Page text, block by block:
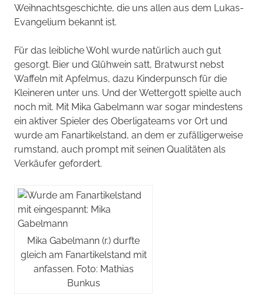
Weihnachtsgeschichte, die uns allen aus dem Lukas-
Evangelium bekannt ist.
Für das leibliche Wohl wurde natürlich auch gut
gesorgt. Bier und Glühwein satt, Bratwurst nebst
Waffeln mit Apfelmus, dazu Kinderpunsch für die
Kleineren unter uns. Und der Wettergott spielte auch
noch mit. Mit Mika Gabelmann war sogar mindestens
ein aktiver Spieler des Oberligateams vor Ort und
wurde am Fanartikelstand, an dem er zufälligerweise
rumstand, auch prompt mit seinen Qualitäten als
Verkäufer gefordert.
Mika Gabelmann (r.) durfte
gleich am Fanartikelstand mit
anfassen. Foto: Mathias
Bunkus